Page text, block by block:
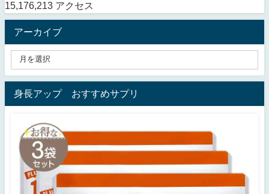
15,176,213 アクセス
アーカイブ
身長アップ おすすめサプリ